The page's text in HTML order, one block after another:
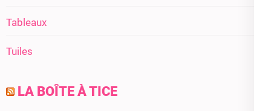
Tableaux
Tuiles
LA BOÎTE À TICE